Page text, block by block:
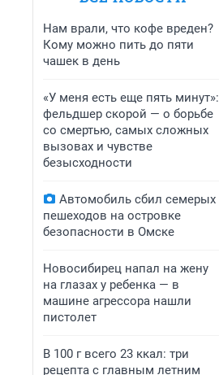
Нам врали, что кофе вреден?
Кому можно пить до пяти
чашек в день
«У меня есть еще пять минут»:
фельдшер скорой — о борьбе
со смертью, самых сложных
вызовах и чувстве
безысходности
Автомобиль сбил семерых
пешеходов на островке
безопасности в Омске
Новосибирец напал на жену
на глазах у ребенка — в
машине агрессора нашли
пистолет
В 100 г всего 23 ккал: три
рецепта с главным летним